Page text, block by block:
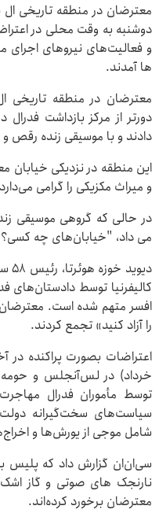
معترضان در منطقه تاریخی
دوشنبه به وقت محلی در
و فعالیت‌های نیروهای اجرای
ها آمدند.
معترضان در منطقه تاریخی
دورتر از مرکز بازداشت
دادند و با موسیقی زنده رقص و
این منطقه در نزدیکی خیابان
و میراث مکزیکی را گرامی
در حالی که گروهی موسیقی
می داد، "خیابان‌های چه
کالیفرنیا توسط دادستان‌های
افسر متهم شده است. معترضان
را آزاد کنید» تجمع کردند.
توسط مأموران فدرال
سیاست‌های سخت‌گیرانه
شامل موجی از یورش‌ها و
سی‌ان‌ان گزارش داد که پلیس
نارنجک های صوتی و گاز
معترضان برخورد کرده‌اند.